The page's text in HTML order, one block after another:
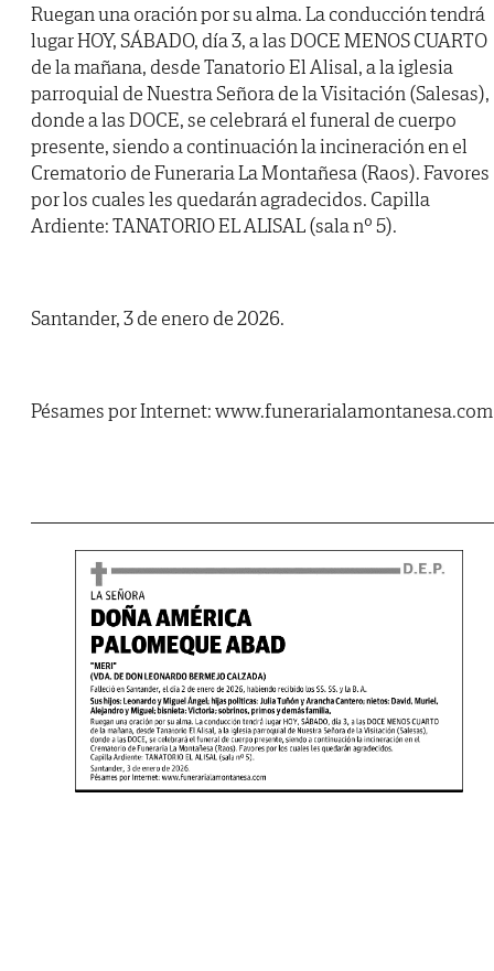
Ruegan una oración por su alma. La conducción tendrá
lugar HOY, SÁBADO, día 3, a las DOCE MENOS CUARTO
de la mañana, desde Tanatorio El Alisal, a la iglesia
parroquial de Nuestra Señora de la Visitación (Salesas),
donde a las DOCE, se celebrará el funeral de cuerpo
presente, siendo a continuación la incineración en el
Crematorio de Funeraria La Montañesa (Raos). Favores
por los cuales les quedarán agradecidos. Capilla
Ardiente: TANATORIO EL ALISAL (sala nº 5).
Santander, 3 de enero de 2026.
Pésames por Internet: www.funerarialamontanesa.com